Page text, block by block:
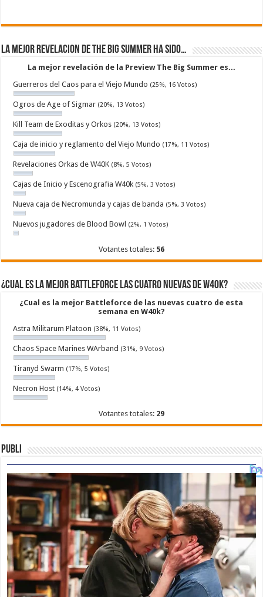
La mejor revelacion de The Big Summer ha sido…
La mejor revelación de la Preview The Big Summer es...
Guerreros del Caos para el Viejo Mundo (25%, 16 Votos)
Ogros de Age of Sigmar (20%, 13 Votos)
Kill Team de Exoditas y Orkos (20%, 13 Votos)
Caja de inicio y reglamento del Viejo Mundo (17%, 11 Votos)
Revelaciones Orkas de W40K (8%, 5 Votos)
Cajas de Inicio y Escenografia W40k (5%, 3 Votos)
Nueva caja de Necromunda y cajas de banda (5%, 3 Votos)
Nuevos jugadores de Blood Bowl (2%, 1 Votos)
Votantes totales: 56
¿Cual es la mejor Battleforce las cuatro nuevas de W40k?
¿Cual es la mejor Battleforce de las nuevas cuatro de esta
semana en W40k?
Astra Militarum Platoon (38%, 11 Votos)
Chaos Space Marines WArband (31%, 9 Votos)
Tiranyd Swarm (17%, 5 Votos)
Necron Host (14%, 4 Votos)
Votantes totales: 29
Publi